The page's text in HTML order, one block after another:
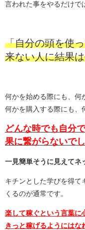
言われた事をやるだけで
「自分の頭を使
来ない人に結果
何かを始める際にも、何
何かを購入する際にも、
どんな時でも自分
果に繋がらないでし
一見簡単そうに見えてネ
キチンとした学びを得て
くるのが通常です。
楽して稼ぐという言葉に
きっと稼げるようにはな